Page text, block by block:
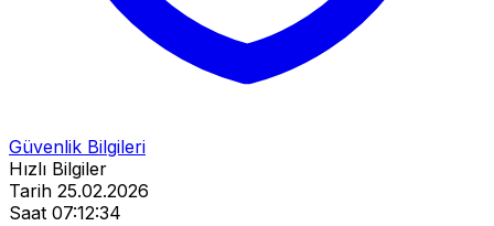
Güvenlik Bilgileri
Hızlı Bilgiler
Tarih 25.02.2026
Saat 07:12:34